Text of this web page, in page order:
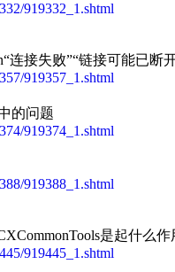
919332_1.shtml
连接失败”“链接可能已断
919357_1.shtml
的问题
919374_1.shtml
919388_1.shtml
是起什么作
919445_1.shtml